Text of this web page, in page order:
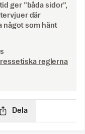
ger ”båda sidor”,
där
något som hänt
reglerna
Dela